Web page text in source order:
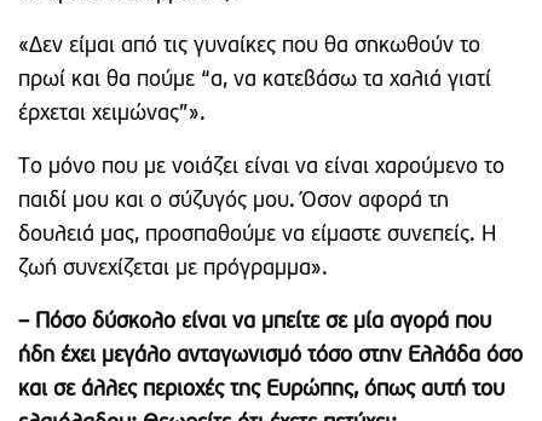
«Δεν είμαι από τις γυναίκες που θα σηκωθούν το
πρωί και θα πούμε “α, να κατεβάσω τα χαλιά γιατί
έρχεται χειμώνας”».
Το μόνο που με νοιάζει είναι να είναι χαρούμενο το
παιδί μου και ο σύζυγός μου. Όσον αφορά τη
δουλειά μας, προσπαθούμε να είμαστε συνεπείς. Η
ζωή συνεχίζεται με πρόγραμμα».
– Πόσο δύσκολο είναι να μπείτε σε μία αγορά που
ήδη έχει μεγάλο ανταγωνισμό τόσο στην Ελλάδα όσο
και σε άλλες περιοχές της Ευρώπης, όπως αυτή του